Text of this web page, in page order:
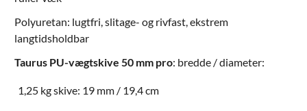
Polyuretan: lugtfri, slitage- og rivfast, ekstrem
langtidsholdbar
Taurus PU-vægtskive 50 mm pro: bredde / diameter:
1,25 kg skive: 19 mm / 19,4 cm